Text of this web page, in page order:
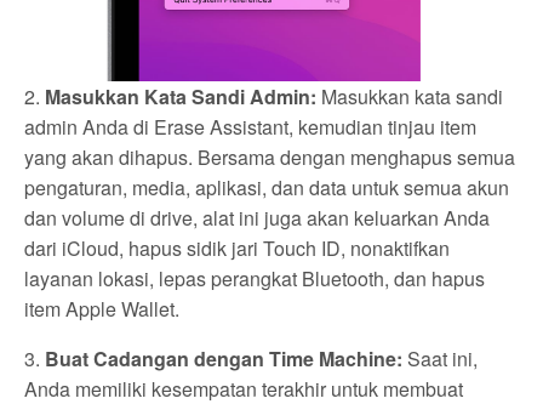
2. Masukkan Kata Sandi Admin: Masukkan kata sandi
admin Anda di Erase Assistant, kemudian tinjau item
yang akan dihapus. Bersama dengan menghapus semua
pengaturan, media, aplikasi, dan data untuk semua akun
dan volume di drive, alat ini juga akan keluarkan Anda
dari iCloud, hapus sidik jari Touch ID, nonaktifkan
layanan lokasi, lepas perangkat Bluetooth, dan hapus
item Apple Wallet.
3. Buat Cadangan dengan Time Machine: Saat ini,
Anda memiliki kesempatan terakhir untuk membuat